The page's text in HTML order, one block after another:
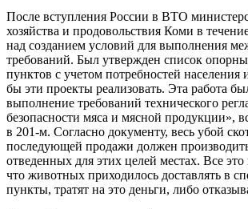
После вступления России в ВТО
хозяйства и продовольствия Коми в
над созданием условий для выполнения
требований. Был утвержден список
пунктов с учетом потребностей населения
бы эти проекты реализовать. Эта работа
выполнение требований технического
безопасности мяса и мясной продукции»,
в 201-м. Согласно документу, весь убой
последующей продажи должен
отведенных для этих целей местах. Все
что животных приходилось доставлять в
пункты, тратят на это деньги, либо